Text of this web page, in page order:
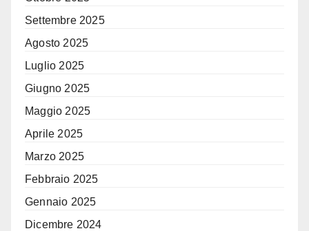
Settembre 2025
Agosto 2025
Luglio 2025
Giugno 2025
Maggio 2025
Aprile 2025
Marzo 2025
Febbraio 2025
Gennaio 2025
Dicembre 2024